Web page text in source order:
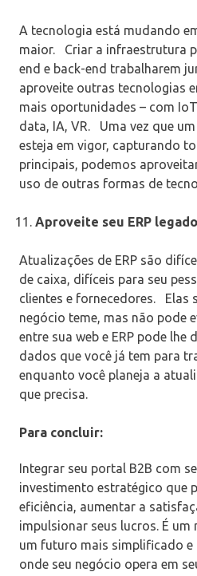
A tecnologia está mudando
maior.
Criar a infraestrutura
end e back-end trabalharem
aproveite outras tecnologias
mais oportunidades – com
data, IA, VR.
Uma vez que
esteja em vigor, capturando
principais, podemos
uso de outras formas de
Aproveite seu ERP legado
Atualizações de ERP são
de caixa, difíceis para seu
clientes e fornecedores.
Elas
negócio teme, mas não pode
entre sua web e ERP pode
dados que você já tem para
enquanto você planeja a
que precisa.
Para concluir:
Integrar seu portal B2B com
investimento estratégico que
eficiência, aumentar a
impulsionar seus lucros. É
um futuro mais simplificado
onde seu negócio opera em